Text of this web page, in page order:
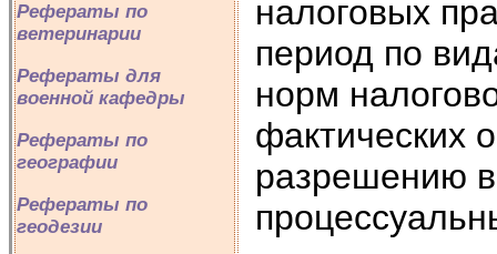
Рефераты по
ветеринарии
Рефераты для
военной кафедры
Рефераты по
географии
Рефераты по
геодезии
налоговых
период по
норм
фактических
разрешению